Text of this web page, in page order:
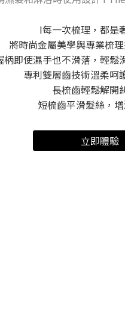
I每一次梳理，都是
將時尚金屬美學與專業梳
柄即使濕手也不滑落，輕鬆
專利雙層齒技術溫柔呵
長梳齒輕鬆解開
短梳齒平滑髮絲，
立即體驗